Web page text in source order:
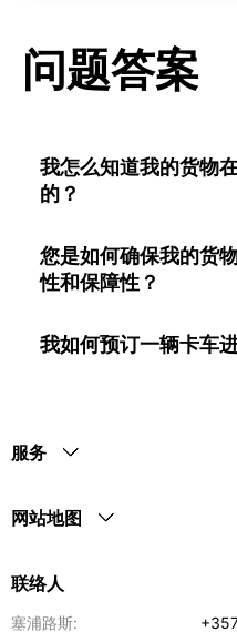
问题答案
我怎么知道我的货物
的？
您是如何确保我的货
性和保障性？
我如何预订一辆卡车
服务
网站地图
联络人
塞浦路斯: